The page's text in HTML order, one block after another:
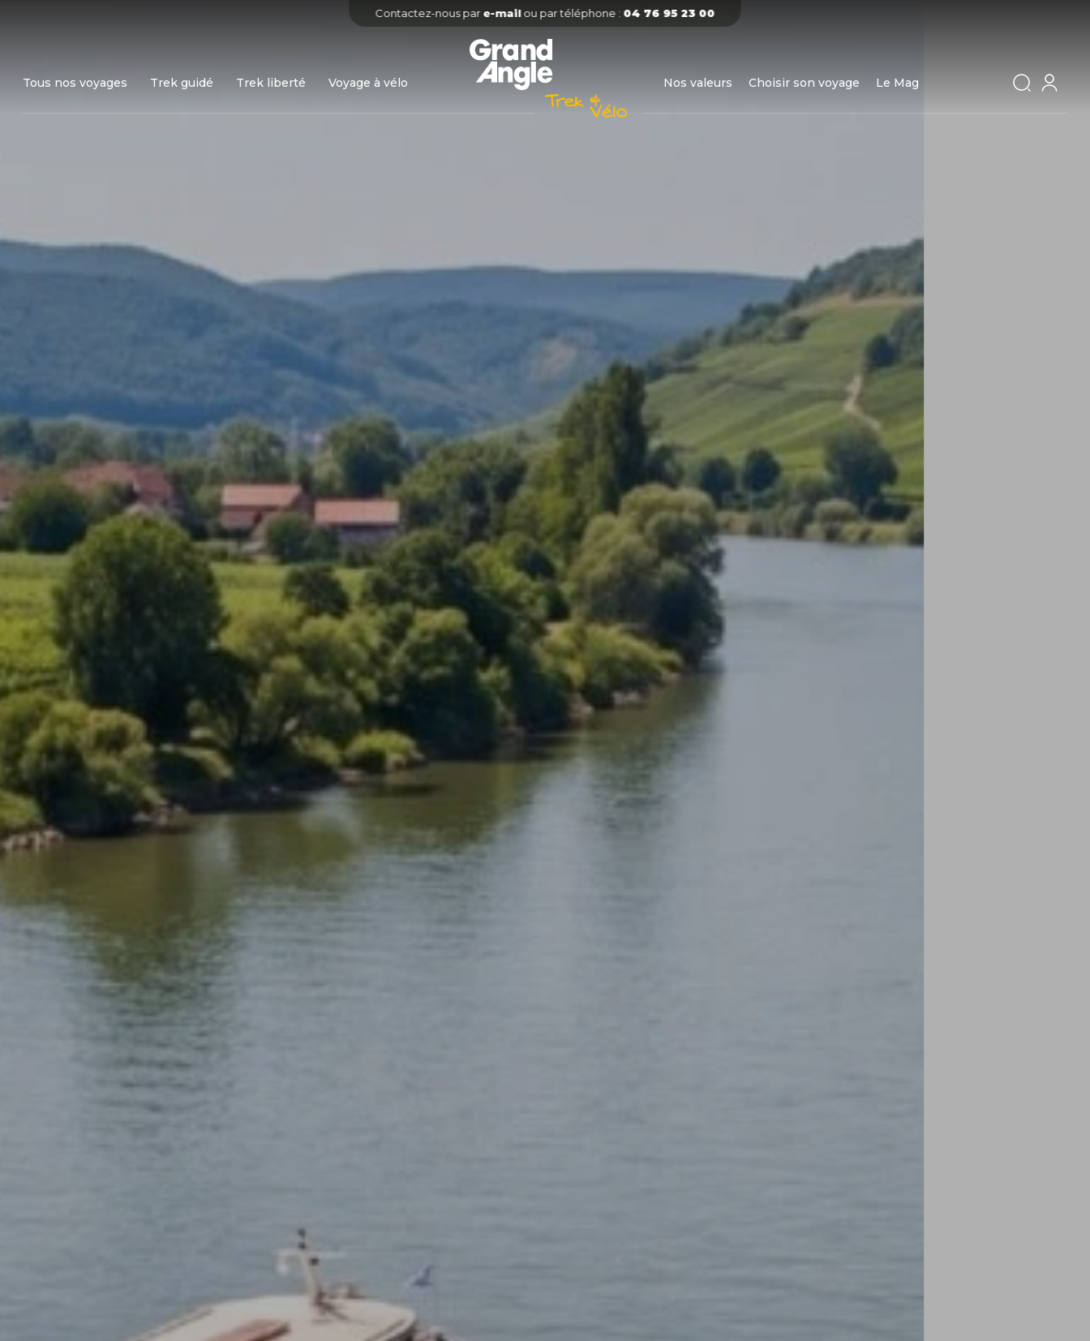
Contactez-nous pare-mailou par téléphone : 04 76 95 23 00
Tous nos voyages Trek guidé Trek liberté Voyage à vélo Nos valeurs Choisir son voyage Le Mag